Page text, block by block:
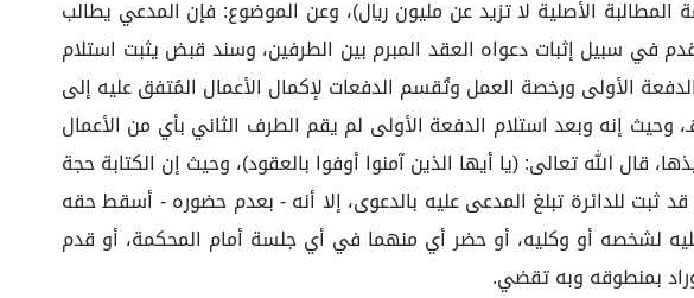
من النظام إذا كانت قيمة المطالبة الأصلية لا تزيد عن مليون ريال)، وعن الموضوع: فإن المدعي يطالب
للمدعى عليه، وقدم في سبيل إثبات دعواه العقد المبرم بين الطرفين، وسند قبض يثبت استلام
قد نضّ على أن تكون مدة التنفيذ ٤ أشهر من تاريخ تسليم الدفعة الأولى ورخصة العمل وتُقسم الدفعات لإكمال الأعمال المُتفق عليه إلى
وتسلم الطرف الثاني الدفعة الأولى ومقدارها (١٠٠,٠٠٠) مئة ألف ريال سعودي بتاريخ ٠٤/٠٣/١٤٤٤هـ، وحيث إنه وبعد استلام الدفعة الأولى لم يقم الطرف الثاني بأي من الأعمال
قال الله تعالى: (يا أيها الذين آمنوا أوفوا بالعقود)، وحيث إن الكتابة حجة
ثبت للدائرة تبلغ المدعى عليه بالدعوى، إلا أنه - بعدم حضوره - أسقط حقه
قد نص في المادة م/٣٠ على أنه: إذا تبلغ المدعى عليه لشخصه أو وكليه، أو حضر أي منهما في أي جلسة أمام المحكمة، أو قدم
بمنطوقه وبه تقضي.